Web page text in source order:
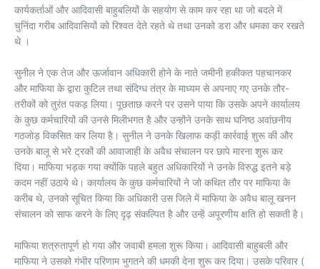
कार्यकर्ताओं और आदिवासी बाहुबलियों के सहयोग से काम कर रहा था जो बदले में
चुनिंदा गरीब आदिवासियों को रिश्वत देते रहते थे तथा उनको डरा और धमका कर रखते
थे ।
सुनील ने एक तेज और ऊर्जावान अधिकारी होने के नाते जमीनी हकीकत पहचानकर
और माफिया के द्वारा कुटिल तथा संदिग्ध तंत्र के माध्यम से अपनाए गए उनके तौर-
तरीकों को तुरंत पकड़ लिया। पूछताछ करने पर उसने पाया कि उसके अपने कार्यालय
के कुछ कर्मचारियों की उनसे मिलीभगत है और उन्होंने उनके साथ घनिष्ठ अवांछनीय
गठजोड़ विकसित कर लिया है। सुनील ने उनके खिलाफ कड़ी कार्रवाई शुरू की और
उनके बालू से भरे ट्रकों की आवाजाही के अवैध संचालन पर छापे मारना शुरू कर
दिया। माफिया भड़क गया क्योंकि पहले बहुत अधिकारियों ने उनके विरुद्ध इतने बड़े
कदम नहीं उठाये थे। कार्यालय के कुछ कर्मचारियों ने जो कथित तौर पर माफिया के
करीब थे, उनको सूचित किया कि अधिकारी उस जिले में माफिया के अवैध बालू खनन
संचालन को साफ करने के लिए दृढ़ संकल्पित है और उन्हें अपूरणीय क्षति हो सकती है।
माफिया शत्रुतापूर्ण हो गया और जवाबी हमला शुरू किया। आदिवासी बाहुबली और
माफिया ने उसको गंभीर परिणाम भुगतने की धमकी देना शुरू कर दिया। उसके परिवार (